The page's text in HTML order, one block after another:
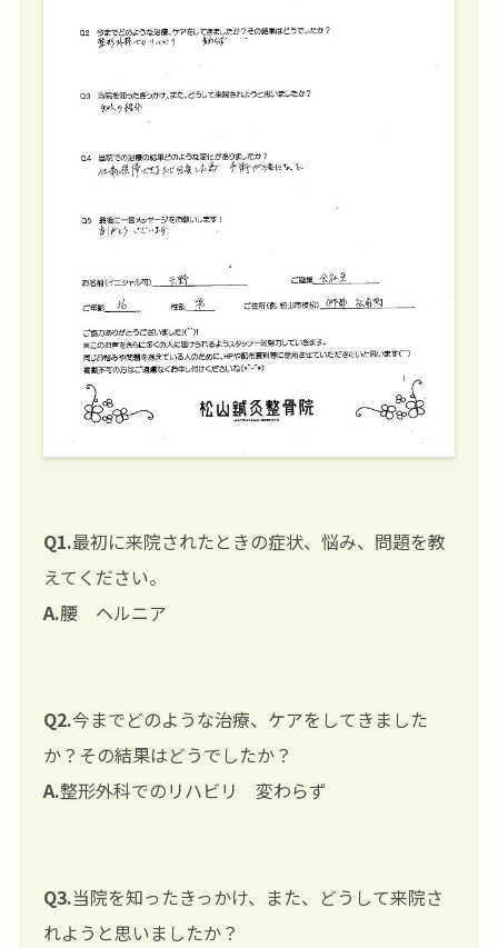
Q1.最初に来院されたときの症状、悩み、問題を教
えてください。
A.腰 ヘルニア
Q2.今までどのような治療、ケアをしてきました
か？その結果はどうでしたか？
A.整形外科でのリハビリ 変わらず
Q3.当院を知ったきっかけ、また、どうして来院さ
れようと思いましたか？